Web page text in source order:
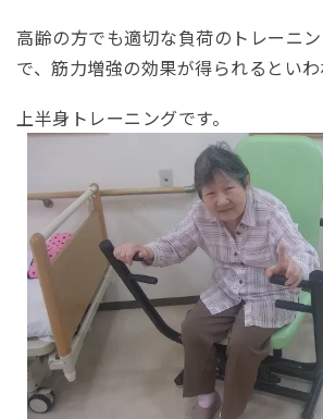
高齢の方でも適切な負荷のトレーニ
で、筋力増強の効果が得られるといわ
上半身トレーニングです。